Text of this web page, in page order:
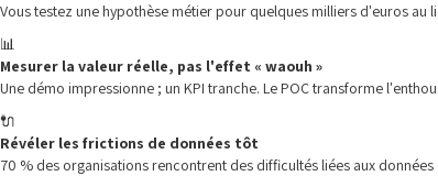
Vous testez une hypothèse métier pour quelques milliers d'euros
📊
Mesurer la valeur réelle, pas l'effet « waouh »
Une démo impressionne ; un KPI tranche. Le POC transforme
🔌
Révéler les frictions de données tôt
70 % des organisations rencontrent des difficultés liées aux